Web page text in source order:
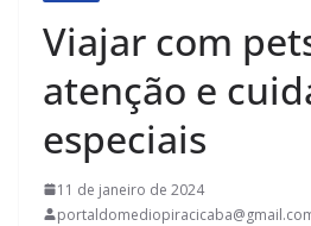
Viajar com
atenção e
especiais
11 de janeiro de 2024